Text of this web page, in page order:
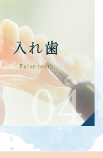
入れ歯
False teeth